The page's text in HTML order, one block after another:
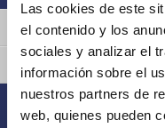
Alternar alto contraste
Alternar tamaño de
Las cookies de este
el contenido y los
sociales y analizar el
información sobre el
nuestros partners de
web, quienes pueden
Obra Civil
Proyectos
Trabaja con nosotros